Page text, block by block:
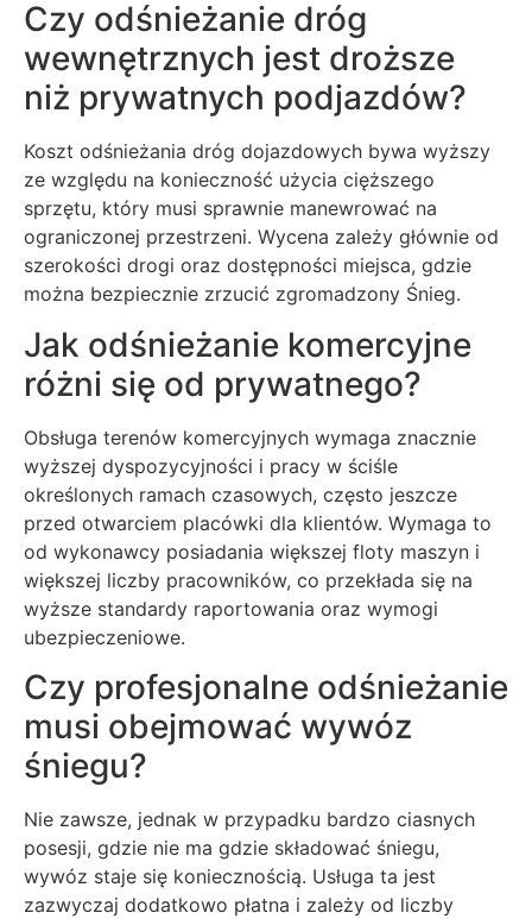
Czy odśnieżanie dróg
wewnętrznych jest droższe
niż prywatnych podjazdów?
Koszt odśnieżania dróg dojazdowych bywa wyższy
ze względu na konieczność użycia cięższego
sprzętu, który musi sprawnie manewrować na
ograniczonej przestrzeni. Wycena zależy głównie od
szerokości drogi oraz dostępności miejsca, gdzie
można bezpiecznie zrzucić zgromadzony Śnieg.
Jak odśnieżanie komercyjne
różni się od prywatnego?
Obsługa terenów komercyjnych wymaga znacznie
wyższej dyspozycyjności i pracy w ściśle
określonych ramach czasowych, często jeszcze
przed otwarciem placówki dla klientów. Wymaga to
od wykonawcy posiadania większej floty maszyn i
większej liczby pracowników, co przekłada się na
wyższe standardy raportowania oraz wymogi
ubezpieczeniowe.
Czy profesjonalne odśnieżanie
musi obejmować wywóz
śniegu?
Nie zawsze, jednak w przypadku bardzo ciasnych
posesji, gdzie nie ma gdzie składować śniegu,
wywóz staje się koniecznością. Usługa ta jest
zazwyczaj dodatkowo płatna i zależy od liczby